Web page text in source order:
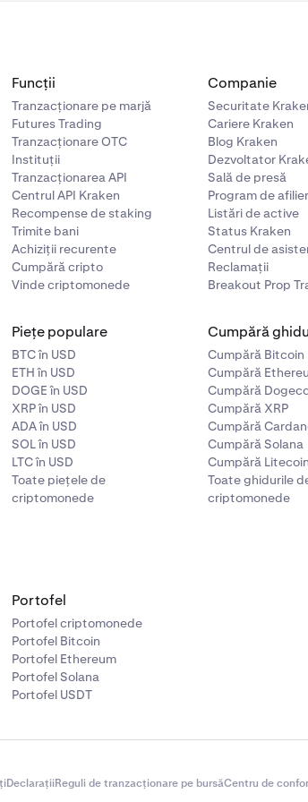
Funcții
Tranzacționare pe marjă
Futures Trading
Tranzacționare OTC
Instituții
Tranzacționarea API
Centrul API Kraken
Recompense de staking
Trimite bani
Achiziții recurente
Cumpără cripto
Vinde criptomonede
Companie
Securitate
Cariere Kraken
Blog Kraken
Dezvoltator
Sală de presă
Program de
Listări de active
Status Kraken
Centrul de
Reclamații
Breakout Prop
Piețe populare
BTC în USD
ETH în USD
DOGE în USD
XRP în USD
ADA în USD
SOL în USD
LTC în USD
Toate piețele de
criptomonede
Cumpără
Cumpără Bitcoin
Cumpără
Cumpără
Cumpără XRP
Cumpără
Cumpără Solana
Cumpără Litecoin
Toate ghidurile
criptomonede
Portofel
Portofel criptomonede
Portofel Bitcoin
Portofel Ethereum
Portofel Solana
Portofel USDT
DeclarațiiReguli de tranzacționare pe bursăCentru de